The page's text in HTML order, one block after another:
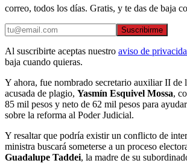
correo, todos los días. Gratis, y te das de baja
Suscribirme
Al suscribirte aceptas nuestro aviso de
baja cuando quieras.
Y ahora, fue nombrado secretario auxiliar II de
acusada de plagio, Yasmín Esquivel Mossa,
85 mil pesos y neto de 62 mil pesos para
sobre la reforma al Poder Judicial.
Y resaltar que podría existir un conflicto de
ministra buscará someterse a un proceso
Guadalupe Taddei, la madre de su